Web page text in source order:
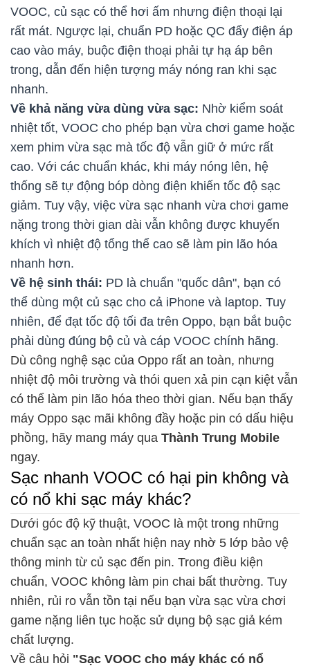
VOOC, củ sạc có thể hơi ấm nhưng điện thoại lại
rất mát. Ngược lại, chuẩn PD hoặc QC đẩy điện áp
cao vào máy, buộc điện thoại phải tự hạ áp bên
trong, dẫn đến hiện tượng máy nóng ran khi sạc
nhanh.
Về khả năng vừa dùng vừa sạc: Nhờ kiểm soát
nhiệt tốt, VOOC cho phép bạn vừa chơi game hoặc
xem phim vừa sạc mà tốc độ vẫn giữ ở mức rất
cao. Với các chuẩn khác, khi máy nóng lên, hệ
thống sẽ tự động bóp dòng điện khiến tốc độ sạc
giảm. Tuy vậy, việc vừa sạc nhanh vừa chơi game
nặng trong thời gian dài vẫn không được khuyến
khích vì nhiệt độ tổng thể cao sẽ làm pin lão hóa
nhanh hơn.
Về hệ sinh thái: PD là chuẩn "quốc dân", bạn có
thể dùng một củ sạc cho cả iPhone và laptop. Tuy
nhiên, để đạt tốc độ tối đa trên Oppo, bạn bắt buộc
phải dùng đúng bộ củ và cáp VOOC chính hãng.
Dù công nghệ sạc của Oppo rất an toàn, nhưng
nhiệt độ môi trường và thói quen xả pin cạn kiệt vẫn
có thể làm pin lão hóa theo thời gian. Nếu bạn thấy
máy Oppo sạc mãi không đầy hoặc pin có dấu hiệu
phồng, hãy mang máy qua Thành Trung Mobile
ngay.
Sạc nhanh VOOC có hại pin không và
có nổ khi sạc máy khác?
Dưới góc độ kỹ thuật, VOOC là một trong những
chuẩn sạc an toàn nhất hiện nay nhờ 5 lớp bảo vệ
thông minh từ củ sạc đến pin. Trong điều kiện
chuẩn, VOOC không làm pin chai bất thường. Tuy
nhiên, rủi ro vẫn tồn tại nếu bạn vừa sạc vừa chơi
game nặng liên tục hoặc sử dụng bộ sạc giả kém
chất lượng.
Về câu hỏi "Sạc VOOC cho máy khác có nổ